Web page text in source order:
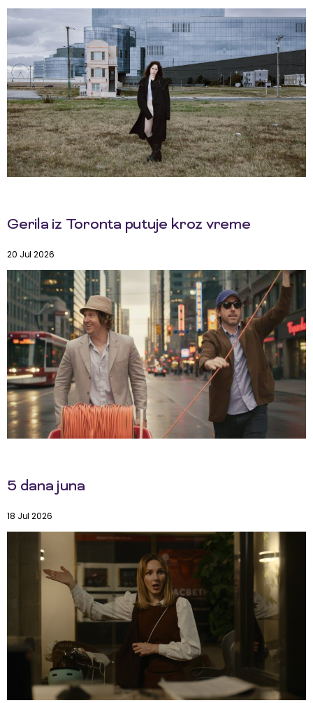
Gerila iz Toronta putuje kroz vreme
20 Jul 2026
5 dana juna
18 Jul 2026